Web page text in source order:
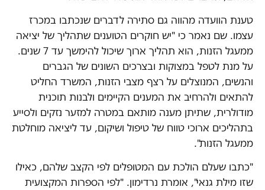
טענת הוועדה מהווה גם סתירה לדברים שנכתבו במכרז
עצמו. שם נאמר כי "יש חוקרים הטוענים שתהליך של יציאה
ממעגל הזנות, הוא תהליך ארוך שיכול להימשך עד 7 שנים.
על מנת לטפל במצוקות ובצרכים השונים של הגברים
והנשים, המנוצלים על רצף מצבי הזנות, המשרד החליט
להתאים ולהרחיב את המענים הקיימים ולבנות תוכנית
מודולרית, שתיתן מענה מותאם במטרה למזער נזקים ולסייע
בתהליכים ארוכי טווח של טיפול ושיקום, עד ליציאה מוחלטת
ממעגל הזנות".
"כתבו שעלם הולכת עם המטופלים לפי הקצב שלהם, כאילו
שזו מילת גנאי", אומרת נרדימון. "לפי הספרות המקצועית